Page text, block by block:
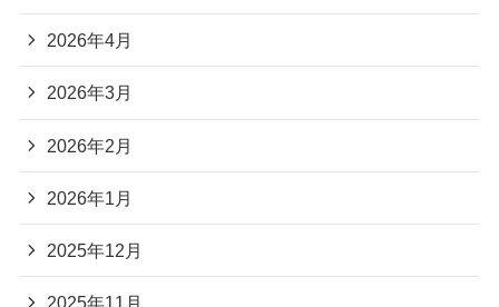
2026年4月
2026年3月
2026年2月
2026年1月
2025年12月
2025年11月